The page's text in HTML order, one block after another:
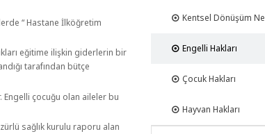
“ Hastane İlköğretim
eğitime ilişkin giderlerin bir
tarafından bütçe
Engelli çocuğu olan aileler bu
sağlık kurulu raporu alan
Kentsel Dönüşüm
Engelli Hakları
Çocuk Hakları
Hayvan Hakları